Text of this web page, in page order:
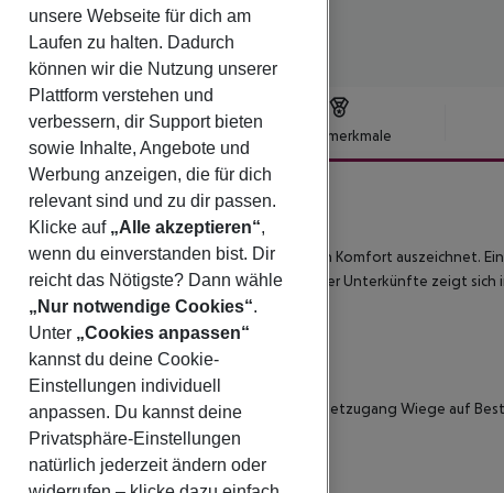
Hotelbeschreibung Hotelmerkmale
4
Montresor Hotel Tower, das sich durch seinen Komfort auszeichnet.
Einrichtung verbindet. Die Qualität der Unterkünfte zeigt
dem diskreten, aber stets präsenten Service.
Barrierefreies Badezimmer: nein WLAN-Internetzugang Wiege auf
(m²): 30 Anzahl der Schlafzimmer: 1
unsere Webseite für dich am
Laufen zu halten. Dadurch
können wir die Nutzung unserer
Plattform verstehen und
verbessern, dir Support bieten
sowie Inhalte, Angebote und
Werbung anzeigen, die für dich
relevant sind und zu dir passen.
Klicke auf „Alle akzeptieren“,
wenn du einverstanden bist. Dir
reicht das Nötigste? Dann wähle
„Nur notwendige Cookies“.
Unter „Cookies anpassen“
kannst du deine Cookie-
Einstellungen individuell
anpassen. Du kannst deine
Privatsphäre-Einstellungen
natürlich jederzeit ändern oder